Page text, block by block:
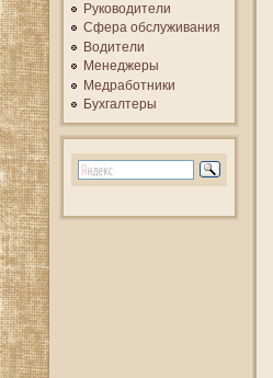
Руководители
Сфера обслуживания
Водители
Менеджеры
Медработники
Бухгалтеры